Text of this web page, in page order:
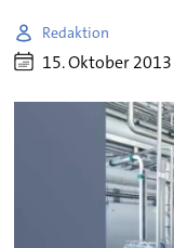
Redaktion
15. Oktober 2013